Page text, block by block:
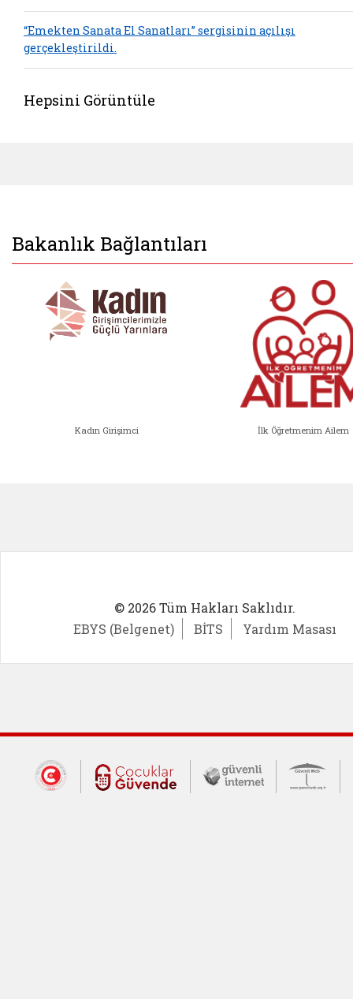
“Emekten Sanata El Sanatları” sergisinin açılışı
gerçekleştirildi.
Hepsini Görüntüle
Bakanlık Bağlantıları
Kadın Girişimci İlk Öğretmenim Ailem
© 2026 Tüm Hakları Saklıdır.
EBYS (Belgenet)
BİTS Yardım Masası
Dış Bağlantılar
Cumhurbaşkanlığı İletişim Merkezi
Çocuklar Güvende (yeni
Güvenli